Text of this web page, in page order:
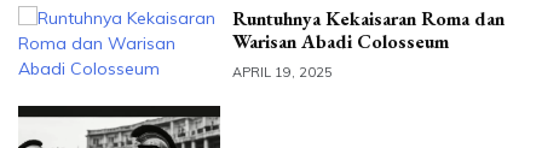
Runtuhnya Kekaisaran Roma dan
Warisan Abadi Colosseum
APRIL 19, 2025